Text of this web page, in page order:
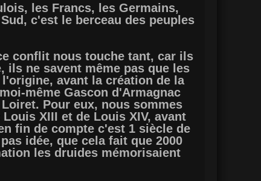
les Francs, les Germains,
c'est le berceau des peuples
conflit nous touche tant, car ils
ils ne savent même pas que les
avant la création de la
même Gascon d'Armagnac
Pour eux, nous sommes
XIII et de Louis XIV, avant
fin de compte c'est 1 siècle de
idée, que cela fait que 2000
les druides mémorisaient